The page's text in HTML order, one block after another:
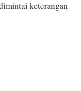
keterangan